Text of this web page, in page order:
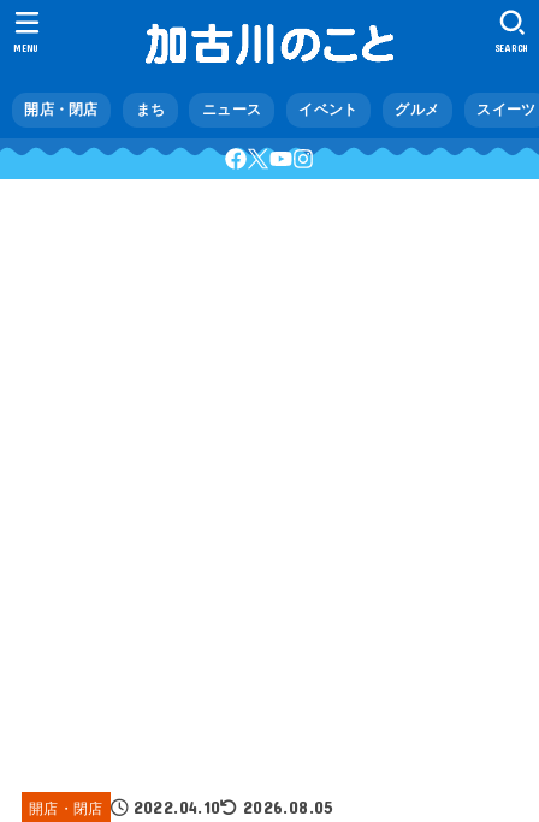
開店・閉店 まち ニュース イベント グルメ スイーツ
SEARCH
MENU
開店・閉店 2022.04.10 2026.08.05